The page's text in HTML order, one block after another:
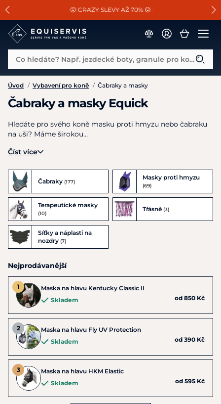
SLEVA 13% na vše od Cassini!
😮 CRAZY SLEVY AŽ 70% 😮
📐Pasování a doplňky k vybraným sedlům ZDARMA 🐴
Co hledáte? Např. jezdecké boty, granule pro koně...
Úvod / Vybavení pro koně / Čabraky a masky
Čabraky a masky Equick
Hledáte pro svého koně masku proti hmyzu nebo čabraku
na uši? Máme širokou…
Číst více
Čabraky (177)
Masky proti hmyzu
(69)
Terapeutické masky
(10)
Třásně (3)
Síťky a náplasti na
nozdry (7)
Nejprodávanější
Maska na hlavu Kentucky Classic II
Skladem
od 850 Kč
Maska na hlavu Fly UV Protection
Skladem
od 390 Kč
Maska na hlavu HKM Elastic
Skladem
od 595 Kč